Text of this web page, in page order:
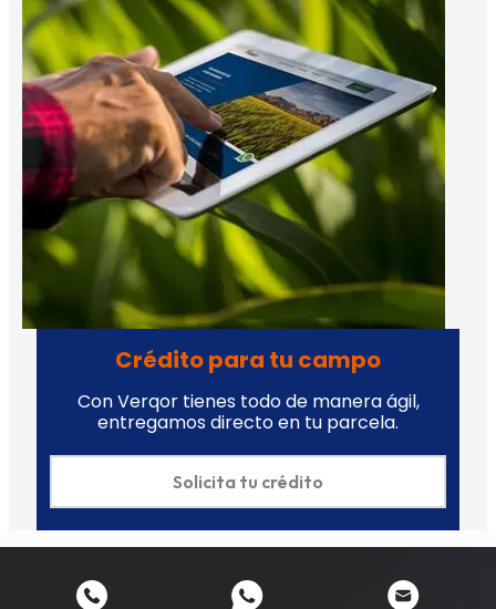
Crédito para tu campo
Con Verqor tienes todo de manera ágil,
entregamos directo en tu parcela.
Solicita tu crédito